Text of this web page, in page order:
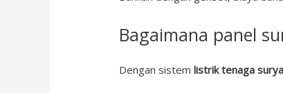
Bagaimana panel
Dengan sistemlistrik tenaga